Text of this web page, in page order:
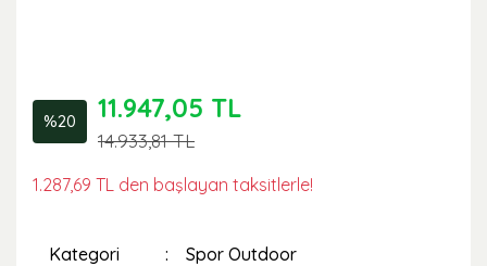
%20 11.947,05 TL
14.933,81 TL
1.287,69 TL den başlayan taksitlerle!
Kategori Spor Outdoor